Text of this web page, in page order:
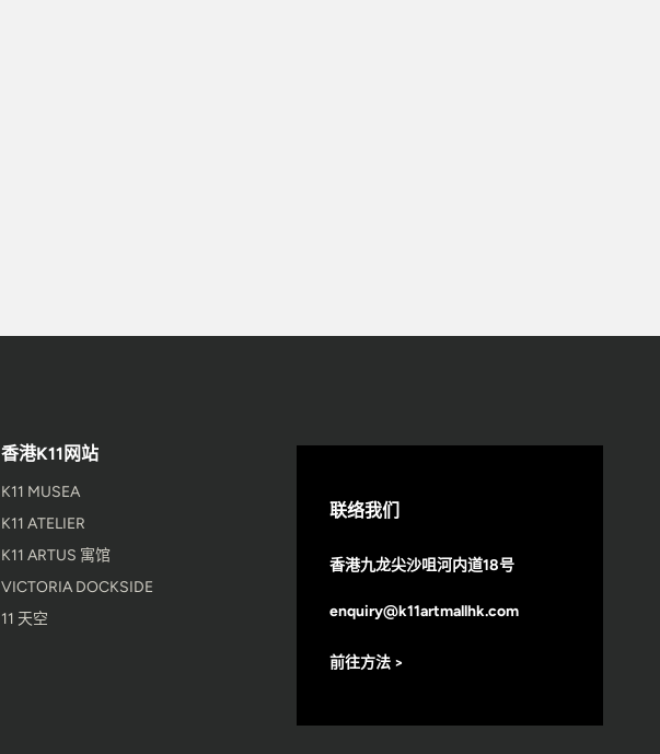
香港K11网站
K11 MUSEA
K11 ATELIER
K11 ARTUS 寓馆
VICTORIA DOCKSIDE
11 天空
联络我们
香港九龙尖沙咀河内道18号
enquiry@k11artmallhk.com
前往方法 >